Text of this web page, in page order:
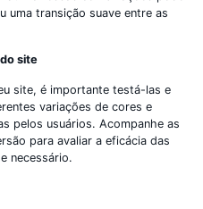
uma transição suave entre as
site
site, é importante testá-las e
variações de cores e
pelos usuários. Acompanhe as
para avaliar a eficácia das
necessário.